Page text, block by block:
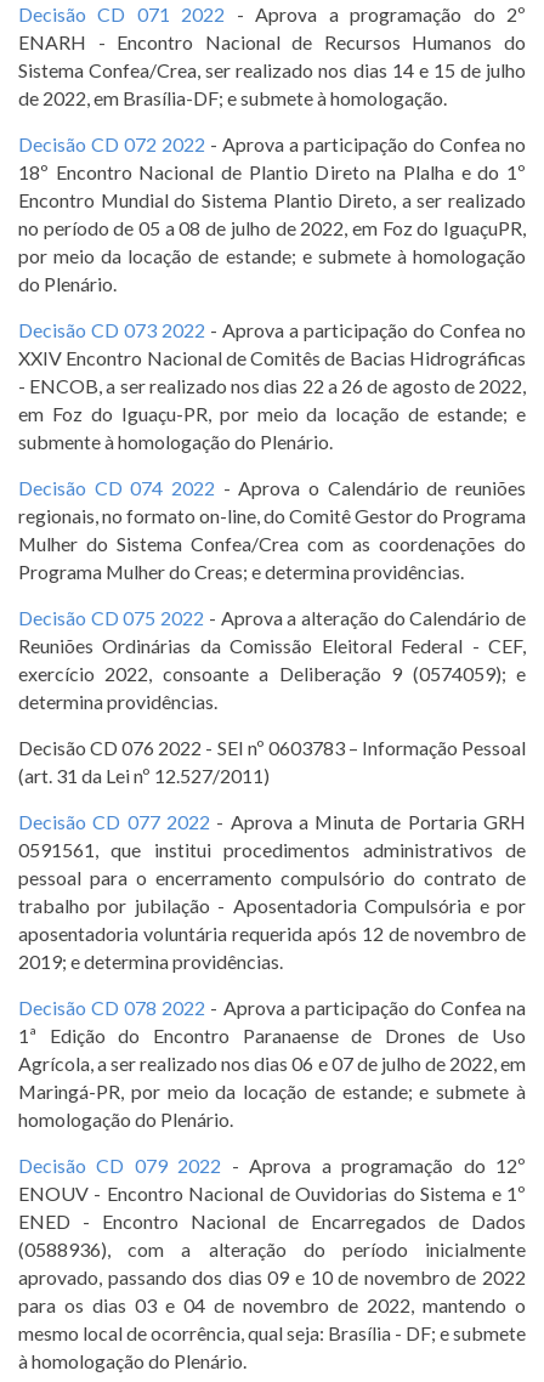
Decisão CD 071 2022 - Aprova a programação do 2º
ENARH - Encontro Nacional de Recursos Humanos do
Sistema Confea/Crea, ser realizado nos dias 14 e 15 de julho
de 2022, em Brasília-DF; e submete à homologação.
Decisão CD 072 2022 - Aprova a participação do Confea no
18º Encontro Nacional de Plantio Direto na Plalha e do 1º
Encontro Mundial do Sistema Plantio Direto, a ser realizado
no período de 05 a 08 de julho de 2022, em Foz do IguaçuPR,
por meio da locação de estande; e submete à homologação
do Plenário.
Decisão CD 073 2022 - Aprova a participação do Confea no
XXIV Encontro Nacional de Comitês de Bacias Hidrográficas
- ENCOB, a ser realizado nos dias 22 a 26 de agosto de 2022,
em Foz do Iguaçu-PR, por meio da locação de estande; e
submente à homologação do Plenário.
Decisão CD 074 2022 - Aprova o Calendário de reuniões
regionais, no formato on-line, do Comitê Gestor do Programa
Mulher do Sistema Confea/Crea com as coordenações do
Programa Mulher do Creas; e determina providências.
Decisão CD 075 2022 - Aprova a alteração do Calendário de
Reuniões Ordinárias da Comissão Eleitoral Federal - CEF,
exercício 2022, consoante a Deliberação 9 (0574059); e
determina providências.
Decisão CD 076 2022 - SEI nº 0603783 – Informação Pessoal
(art. 31 da Lei nº 12.527/2011)
Decisão CD 077 2022 - Aprova a Minuta de Portaria GRH
0591561, que institui procedimentos administrativos de
pessoal para o encerramento compulsório do contrato de
trabalho por jubilação - Aposentadoria Compulsória e por
aposentadoria voluntária requerida após 12 de novembro de
2019; e determina providências.
Decisão CD 078 2022 - Aprova a participação do Confea na
1ª Edição do Encontro Paranaense de Drones de Uso
Agrícola, a ser realizado nos dias 06 e 07 de julho de 2022, em
Maringá-PR, por meio da locação de estande; e submete à
homologação do Plenário.
Decisão CD 079 2022 - Aprova a programação do 12º
ENOUV - Encontro Nacional de Ouvidorias do Sistema e 1º
ENED - Encontro Nacional de Encarregados de Dados
(0588936), com a alteração do período inicialmente
aprovado, passando dos dias 09 e 10 de novembro de 2022
para os dias 03 e 04 de novembro de 2022, mantendo o
mesmo local de ocorrência, qual seja: Brasília - DF; e submete
à homologação do Plenário.